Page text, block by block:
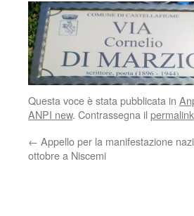
Questa voce è stata pubblicata in
ANPI new. Contrassegna il permalink
← Appello per la manifestazione
ottobre a Niscemi